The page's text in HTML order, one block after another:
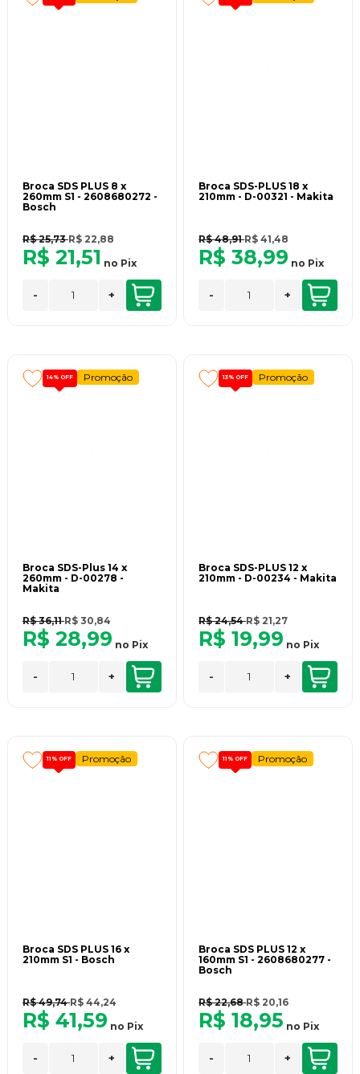
Broca SDS PLUS 8 x
260mm S1 - 2608680272 -
Bosch
R$ 25,73R$ 22,88
R$ 21,51 no Pix
- +
Broca SDS-PLUS 18 x
210mm - D-00321 - Makita
R$ 48,91R$ 41,48
R$ 38,99 no Pix
- +
14% OFF Promoção
Broca SDS-Plus 14 x
260mm - D-00278 -
Makita
R$ 36,11R$ 30,84
R$ 28,99 no Pix
- +
13% OFF Promoção
Broca SDS-PLUS 12 x
210mm - D-00234 - Makita
R$ 24,54R$ 21,27
R$ 19,99 no Pix
- +
11% OFF Promoção
Broca SDS PLUS 16 x
210mm S1 - Bosch
R$ 49,74R$ 44,24
R$ 41,59 no Pix
- +
11% OFF Promoção
Broca SDS PLUS 12 x
160mm S1 - 2608680277 -
Bosch
R$ 22,68R$ 20,16
R$ 18,95 no Pix
- +